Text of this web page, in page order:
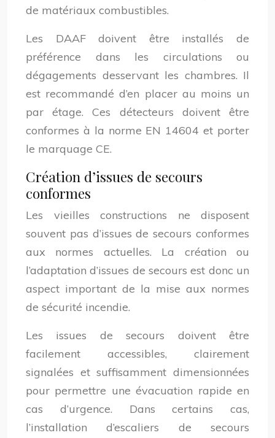
de matériaux combustibles.
Les DAAF doivent être installés de
préférence dans les circulations ou
dégagements desservant les chambres. Il
est recommandé d’en placer au moins un
par étage. Ces détecteurs doivent être
conformes à la norme EN 14604 et porter
le marquage CE.
Création d’issues de secours
conformes
Les vieilles constructions ne disposent
souvent pas d’issues de secours conformes
aux normes actuelles. La création ou
l’adaptation d’issues de secours est donc un
aspect important de la mise aux normes
de sécurité incendie.
Les issues de secours doivent être
facilement accessibles, clairement
signalées et suffisamment dimensionnées
pour permettre une évacuation rapide en
cas d’urgence. Dans certains cas,
l’installation d’escaliers de secours